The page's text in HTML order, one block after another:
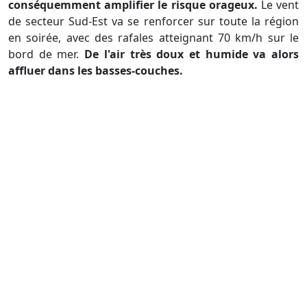
conséquemment amplifier le risque orageux. Le vent
de secteur Sud-Est va se renforcer sur toute la région
en soirée, avec des rafales atteignant 70 km/h sur le
bord de mer. De l'air très doux et humide va alors
affluer dans les basses-couches.